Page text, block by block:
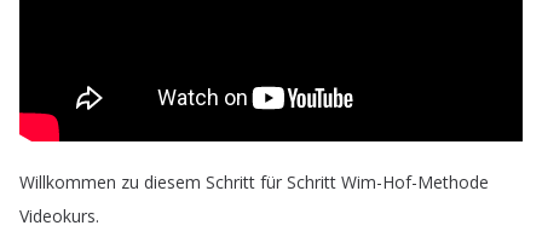
Willkommen zu diesem Schritt für Schritt Wim-Hof-Methode
Videokurs.